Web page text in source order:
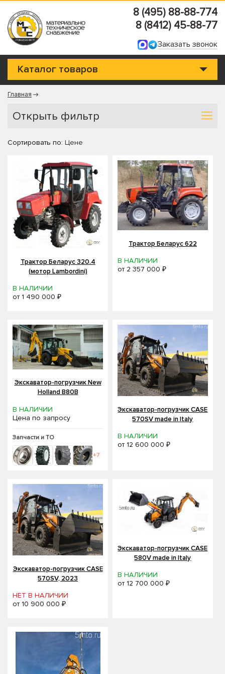
8 (495) 88-88-774
8 (8412) 45-88-77
Заказать звонок
Каталог товаров
Главная
Открыть фильтр
Сортировать по: Цене
Трактор Беларус 320.4
(мотор Lambordini)
В НАЛИЧИИ
от 1 490 000 ₽
Трактор Беларус 622
В НАЛИЧИИ
от2 357 000 ₽
Экскаватор-погрузчик New
Holland B80B
В НАЛИЧИИ
Цена по запросу
Запчасти и ТО
+7
Экскаватор-погрузчик CASE
570SV made in Italy
В НАЛИЧИИ
от12 600 000 ₽
Экскаватор-погрузчик CASE
570SV, 2023
НЕТ В НАЛИЧИИ
от 10 900 000 ₽
Экскаватор-погрузчик CASE
580V made in Italy
В НАЛИЧИИ
от12 700 000 ₽